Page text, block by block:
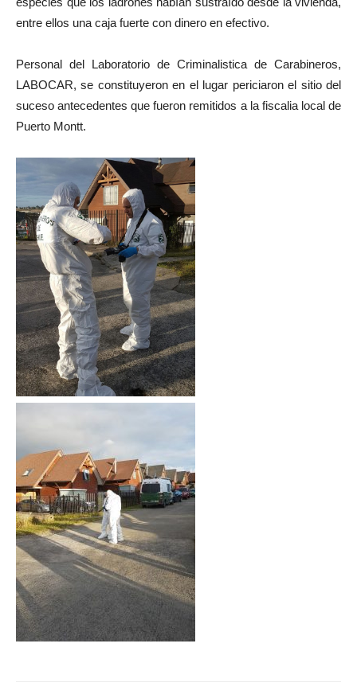
entre ellos una caja fuerte con dinero en efectivo.
Personal del Laboratorio de Criminalistica de Carabineros,
LABOCAR, se constituyeron en el lugar periciaron el sitio del
suceso antecedentes que fueron remitidos a la fiscalia local de
Puerto Montt.